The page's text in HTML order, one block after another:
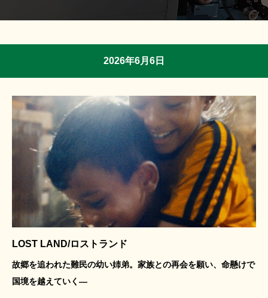
2026年6月6日
LOST LAND/ロストランド
故郷を追われた難民の幼い姉弟。家族との再会を願い、命懸けで
国境を越えていく―